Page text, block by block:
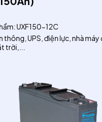
UXF150-12C
thông, UPS, điện lực, nhà máy
trời,...